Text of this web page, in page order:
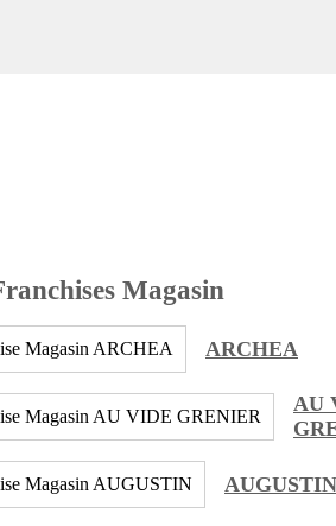
Magasin
ARCHEA
AU
AUGUSTIN